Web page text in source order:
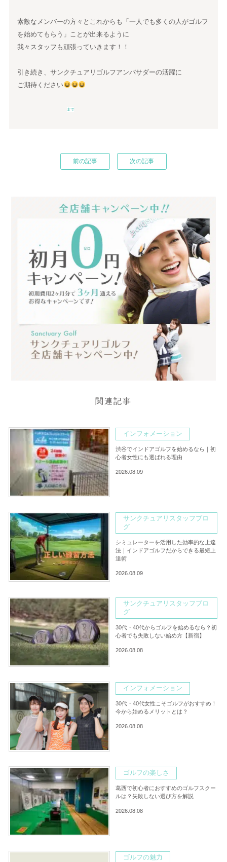
素敵なメンバーの方々とこれからも「一人でも多くの人がゴルフ
を始めてもらう」ことが出来るように
我々スタッフも頑張っていきます！！
引き続き、サンクチュアリゴルフアンバサダーの活躍に
ご期待ください
前の記事 次の記事
まで
関連記事
インフォメーション
渋谷でインドアゴルフを始めるなら｜初
心者女性にも選ばれる理由
2026.08.09
サンクチュアリスタッフブロ
グ
シミュレーターを活用した効率的な上達
法｜インドアゴルフだからできる最短上
達術
2026.08.09
サンクチュアリスタッフブロ
グ
30代・40代からゴルフを始めるなら？初
心者でも失敗しない始め方【新宿】
2026.08.08
インフォメーション
30代・40代女性こそゴルフがおすすめ！
今から始めるメリットとは？
2026.08.08
ゴルフの楽しさ
葛西で初心者におすすめのゴルフスクー
ルは？失敗しない選び方を解説
2026.08.08
ゴルフの魅力